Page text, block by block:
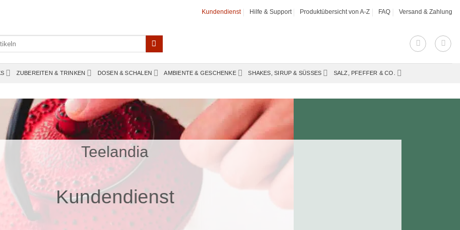
Kundendienst Hilfe & Support Produktübersicht von A-Z FAQ Versand & Zahlung
ZUBEREITEN & TRINKEN DOSEN & SCHALEN AMBIENTE & GESCHENKE SHAKES, SIRUP & SÜSSES SALZ, PFEFFER & CO.
Teelandia
Kundendienst